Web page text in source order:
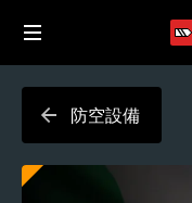
防空設備